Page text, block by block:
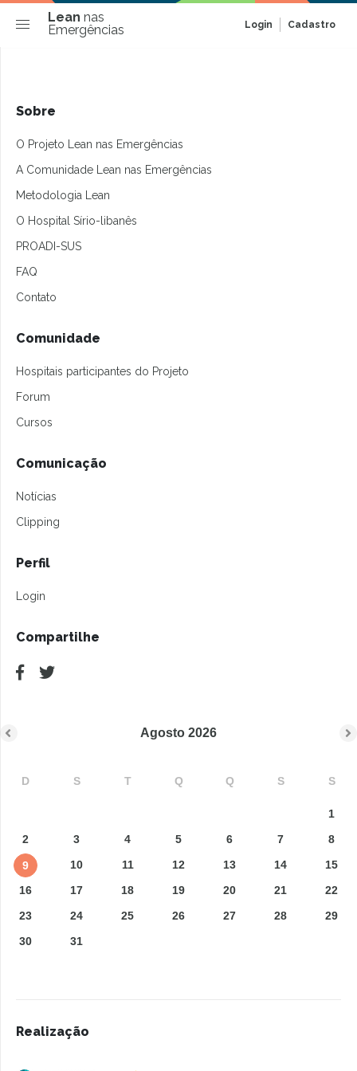
Lean nas
Emergências
Login Cadastro
Sobre
O Projeto Lean nas Emergências
A Comunidade Lean nas Emergências
Metodologia Lean
O Hospital Sírio-libanês
PROADI-SUS
FAQ
Contato
Comunidade
Hospitais participantes do Projeto
Forum
Cursos
Comunicação
Notícias
Clipping
Perfil
Login
Compartilhe
Agosto 2026
D S T Q Q S S
1
2
3 4 5 6 7 8
9 10 11 12 13 14
15
16
17 18 19 20 21
22
23
24 25 26 27 28
29
30
31
Realização